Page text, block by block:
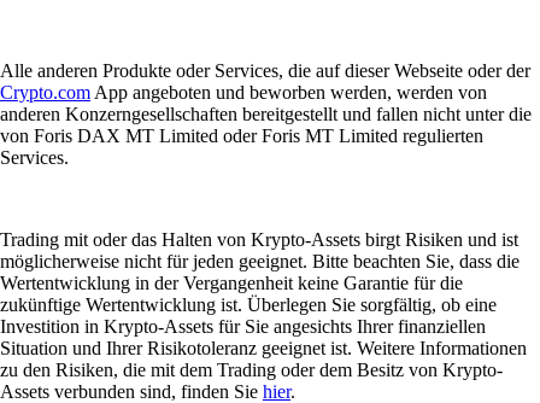
Alle anderen Produkte oder Services, die auf dieser Webseite oder der
Crypto.com App angeboten und beworben werden, werden von
anderen Konzerngesellschaften bereitgestellt und fallen nicht unter die
von Foris DAX MT Limited oder Foris MT Limited regulierten
Services.
Trading mit oder das Halten von Krypto-Assets birgt Risiken und ist
möglicherweise nicht für jeden geeignet. Bitte beachten Sie, dass die
Wertentwicklung in der Vergangenheit keine Garantie für die
zukünftige Wertentwicklung ist. Überlegen Sie sorgfältig, ob eine
Investition in Krypto-Assets für Sie angesichts Ihrer finanziellen
Situation und Ihrer Risikotoleranz geeignet ist. Weitere Informationen
zu den Risiken, die mit dem Trading oder dem Besitz von Krypto-
Assets verbunden sind, finden Sie hier.